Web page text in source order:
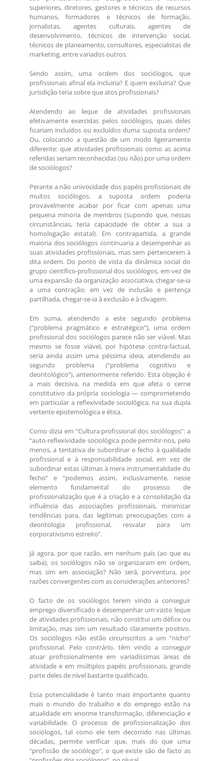
superiores, diretores, gestores e técnicos de recursos
humanos, formadores e técnicos de formação,
jornalistas, agentes culturais, agentes de
desenvolvimento, técnicos de intervenção social,
técnicos de planeamento, consultores, especialistas de
marketing, entre variados outros.
Sendo assim, uma ordem dos sociólogos, que
profissionais afinal ela incluiria? E quem excluiria? Que
jurisdição teria sobre que atos profissionais?
Atendendo ao leque de atividades profissionais
efetivamente exercidas pelos sociólogos, quais deles
ficariam incluídos ou excluídos duma suposta ordem?
Ou, colocando a questão de um modo ligeiramente
diferente: que atividades profissionais como as acima
referidas seriam reconhecidas (ou não) por uma ordem
de sociólogos?
Perante a não univocidade dos papéis profissionais de
muitos sociólogos, a suposta ordem poderia
provavelmente acabar por ficar com apenas uma
pequena minoria de membros (supondo que, nessas
circunstâncias, teria capacidade de obter a sua a
homologação estatal). Em contrapartida, a grande
maioria dos sociólogos continuaria a desempenhar as
suas atividades profissionais, mas sem pertencerem à
dita ordem. Do ponto de vista da dinâmica social do
grupo científico-profissional dos sociólogos, em vez de
uma expansão da organização associativa, chegar-se-ia
a uma contração; em vez de inclusão e pertença
partilhada, chegar-se-ia à exclusão e à clivagem.
Em suma, atendendo a este segundo problema
(“problema pragmático e estratégico”), uma ordem
profissional dos sociólogos parece não ser viável. Mas
mesmo se fosse viável, por hipótese contra-factual,
seria ainda assim uma péssima ideia, atendendo ao
segundo problema (“problema cognitivo e
deontológico”), anteriormente referido. Esta objeção é
a mais decisiva, na medida em que afeta o cerne
constitutivo da própria sociologia — comprometendo
em particular a reflexividade sociológica, na sua dupla
vertente epistemológica e ética.
Como dizia em “Cultura profissional dos sociólogos”: a
“auto-reflexividade sociológica pode permitir-nos, pelo
menos, a tentativa de subordinar o fecho à qualidade
profissional e à responsabilidade social, em vez de
subordinar estas últimas à mera instrumentalidade do
fecho” e “podemos assim, inclusivamente, nesse
elemento fundamental do processo de
profissionalização que é a criação e a consolidação da
influência das associações profissionais, minimizar
tendências para, das legítimas preocupações com a
deontologia profissional, resvalar para um
corporativismo estreito”.
Já agora, por que razão, em nenhum país (ao que eu
saiba), os sociólogos não se organizaram em ordem,
mas sim em associação? Não será, porventura, por
razões convergentes com as considerações anteriores?
O facto de os sociólogos terem vindo a conseguir
emprego diversificado e desempenhar um vasto leque
de atividades profissionais, não constitui um défice ou
limitação, mas sim um resultado claramente positivo.
Os sociólogos não estão circunscritos a um “nicho”
profissional. Pelo contrário, têm vindo a conseguir
atuar profissionalmente em variadíssimas áreas de
atividade e em múltiplos papéis profissionais, grande
parte deles de nível bastante qualificado.
Essa potencialidade é tanto mais importante quanto
mais o mundo do trabalho e do emprego estão na
atualidade em enorme transformação, diferenciação e
variabilidade. O processo de profissionalização dos
sociólogos, tal como ele tem decorrido nas últimas
décadas, permite verificar que, mais do que uma
“profissão de sociólogo”, o que existe são de facto as